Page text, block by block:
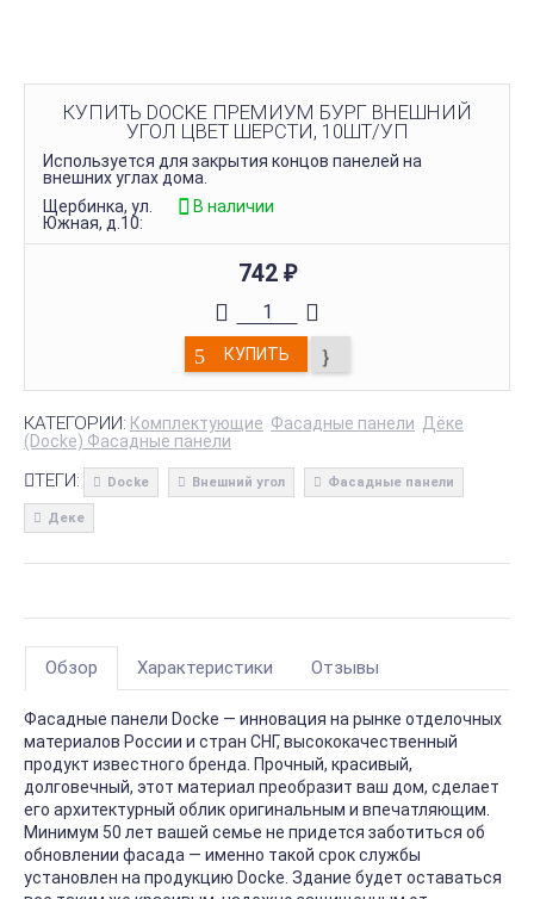
КУПИТЬ DOCKE ПРЕМИУМ БУРГ ВНЕШНИЙ
УГОЛ ЦВЕТ ШЕРСТИ, 10ШТ/УП
Используется для закрытия концов панелей на
внешних углах дома.
Щербинка, ул.
Южная, д.10:
В наличии
742 ₽
КУПИТЬ
КАТЕГОРИИ: Комплектующие Фасадные панели Дёке
(Docke) Фасадные панели
ТЕГИ: Docke Внешний угол Фасадные панели
Деке
Обзор Характеристики Отзывы
Фасадные панели Docke — инновация на рынке отделочных
материалов России и стран СНГ, высококачественный
продукт известного бренда. Прочный, красивый,
долговечный, этот материал преобразит ваш дом, сделает
его архитектурный облик оригинальным и впечатляющим.
Минимум 50 лет вашей семье не придется заботиться об
обновлении фасада — именно такой срок службы
установлен на продукцию Docke. Здание будет оставаться